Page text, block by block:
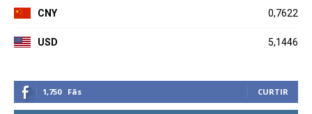
CNY 0,7622
USD 5,1446
1,750 Fãs CURTIR